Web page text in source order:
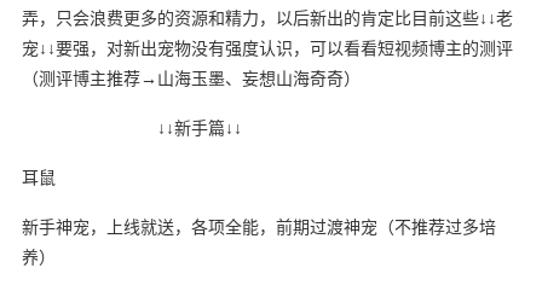
弄，只会浪费更多的资源和精力，以后新出的肯定比目前这些↓↓老
宠↓↓要强，对新出宠物没有强度认识，可以看看短视频博主的测评
（测评博主推荐→山海玉墨、妄想山海奇奇）
↓↓新手篇↓↓
耳鼠
新手神宠，上线就送，各项全能，前期过渡神宠（不推荐过多培
养）